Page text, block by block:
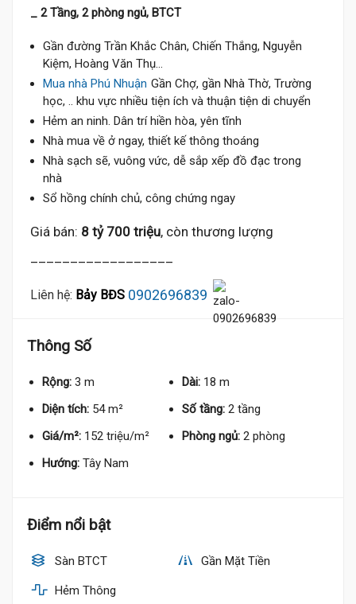
_ 2 Tầng, 2 phòng ngủ, BTCT
Gần đường Trần Khắc Chân, Chiến Thắng, Nguyễn
Kiệm, Hoàng Văn Thụ...
Mua nhà Phú Nhuận Gần Chợ, gần Nhà Thờ, Trường
học, .. khu vực nhiều tiện ích và thuận tiện di chuyển
Hẻm an ninh. Dân trí hiền hòa, yên tĩnh
Nhà mua về ở ngay, thiết kế thông thoáng
Nhà sạch sẽ, vuông vức, dễ sắp xếp đồ đạc trong
nhà
Sổ hồng chính chủ, công chứng ngay
Giá bán: 8 tỷ 700 triệu, còn thương lượng
Liên hệ: Bảy BĐS 0902696839
Thông Số
Rộng: 3 m Dài: 18 m
Diện tích: 54 m² Số tầng: 2 tầng
Giá/m²: 152 triệu/m² Phòng ngủ: 2 phòng
Hướng: Tây Nam
Điểm nổi bật
Sàn BTCT Gần Mặt Tiền
Hẻm Thông